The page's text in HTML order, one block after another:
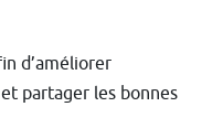
d’améliorer
partager les bonnes